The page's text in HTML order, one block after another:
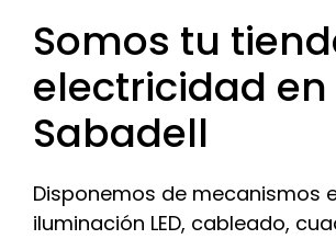
Somos tu
electricidad en
Sabadell
Disponemos de mecanismos
iluminación LED, cableado,